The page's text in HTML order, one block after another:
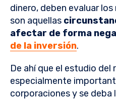
dinero, deben evaluar
son aquellas
afectar de forma
de la inversión.
De ahí que el estudio del
especialmente
corporaciones y se deba